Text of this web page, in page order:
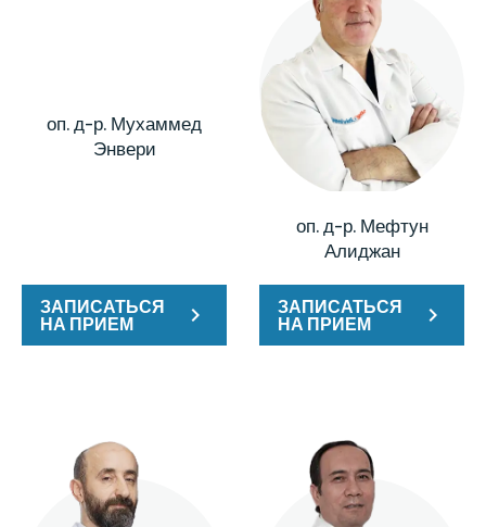
оп. д-р. Мухаммед
Энвери
ЗАПИСАТЬСЯ
НА ПРИЕМ
оп. д-р. Мефтун
Алиджан
ЗАПИСАТЬСЯ
НА ПРИЕМ